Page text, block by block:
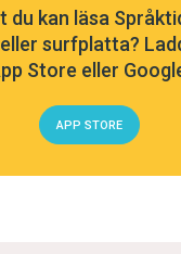
du kan läsa
surfplatta?
Store eller
APP STORE